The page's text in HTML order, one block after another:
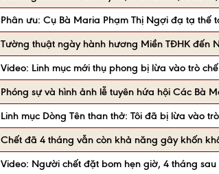
Phân ưu: Cụ Bà Maria Phạm Thị Ngợi đạ tạ thế
Tường thuật ngày hành hương Miền TĐHK đến
Video: Linh mục mới thụ phong bị lừa vào trò
Phóng sự và hình ảnh lễ tuyên hứa hội Các Bà
Linh mục Dòng Tên than thở: Tôi đã bị lừa vào
Chết đã 4 tháng vẫn còn khả năng gây khốn
Video: Người chết đặt bom hẹn giờ, 4 tháng